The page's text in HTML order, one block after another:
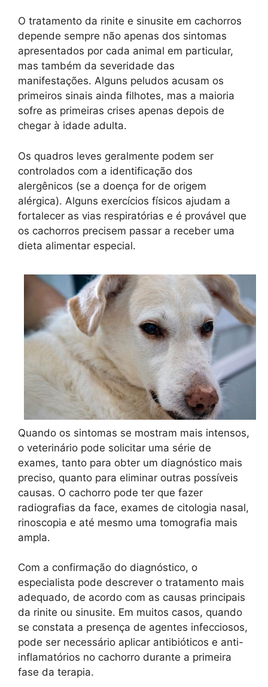
O tratamento da rinite e sinusite em cachorros
depende sempre não apenas dos sintomas
apresentados por cada animal em particular,
mas também da severidade das
manifestações. Alguns peludos acusam os
primeiros sinais ainda filhotes, mas a maioria
sofre as primeiras crises apenas depois de
chegar à idade adulta.
Os quadros leves geralmente podem ser
controlados com a identificação dos
alergênicos (se a doença for de origem
alérgica). Alguns exercícios físicos ajudam a
fortalecer as vias respiratórias e é provável que
os cachorros precisem passar a receber uma
dieta alimentar especial.
Quando os sintomas se mostram mais intensos,
o veterinário pode solicitar uma série de
exames, tanto para obter um diagnóstico mais
preciso, quanto para eliminar outras possíveis
causas. O cachorro pode ter que fazer
radiografias da face, exames de citologia nasal,
rinoscopia e até mesmo uma tomografia mais
ampla.
Com a confirmação do diagnóstico, o
especialista pode descrever o tratamento mais
adequado, de acordo com as causas principais
da rinite ou sinusite. Em muitos casos, quando
se constata a presença de agentes infecciosos,
pode ser necessário aplicar antibióticos e anti-
inflamatórios no cachorro durante a primeira
fase da terapia.